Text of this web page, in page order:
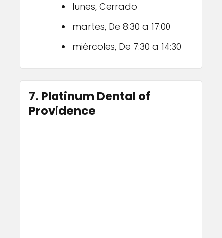
lunes, Cerrado
martes, De 8:30 a 17:00
miércoles, De 7:30 a 14:30
7. Platinum Dental of
Providence